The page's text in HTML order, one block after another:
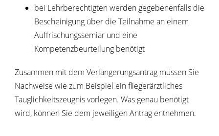
bei Lehrberechtigten werden gegebenenfalls die
Bescheinigung über die Teilnahme an einem
Auffrischungssemiar und eine
Kompetenzbeurteilung benötigt
Zusammen mit dem Verlängerungsantrag müssen Sie
Nachweise wie zum Beispiel ein fliegerärztliches
Tauglichkeitszeugnisvorlegen. Was genau benötigt
wird, können Sie dem jeweiligen Antrag entnehmen.